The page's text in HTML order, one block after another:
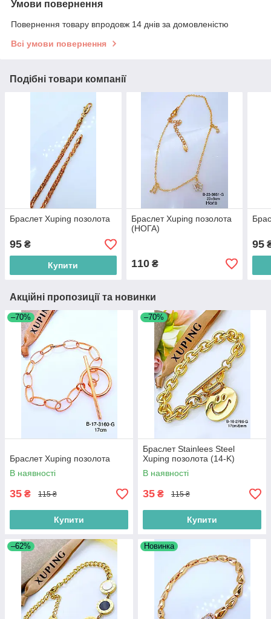
Умови повернення
Повернення товару впродовж 14 днів за домовленістю
Всі умови повернення
Подібні товари компанії
Браслет Xuping позолота
95 ₴
Купити
Браслет Xuping позолота
(НОГА)
110₴
95
Акційні пропозиції та новинки
–70%
Браслет Xuping позолота
В наявності
35 ₴ 115 ₴
Купити
–70%
Браслет Stainlees Steel
Xuping позолота (14-K)
В наявності
35 ₴ 115 ₴
Купити
–62% Новинка